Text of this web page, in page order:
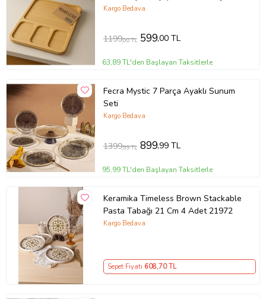
Kahvaltı & Atıştırmalık İçin
Kargo Bedava
1199,00 TL 599,00 TL
63,89 TL'den Başlayan Taksitlerle
Fecra Mystic 7 Parça Ayaklı Sunum
Seti
Kargo Bedava
1399,99 TL 899,99 TL
95,99 TL'den Başlayan Taksitlerle
Keramika Timeless Brown Stackable
Pasta Tabağı 21 Cm 4 Adet 21972
Kargo Bedava
Sepet Fiyatı 608,70 TL